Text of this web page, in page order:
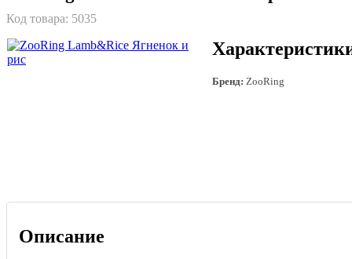
Код товара: 5035
Бренд: ZooRing
Описание